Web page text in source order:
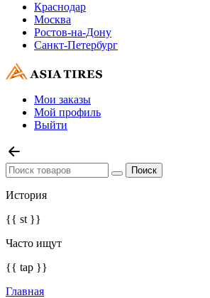
Краснодар
Москва
Ростов-на-Дону
Санкт-Петербург
Мои заказы
Мой профиль
Выйти
История
{{ st }}
Часто ищут
{{ tap }}
Главная